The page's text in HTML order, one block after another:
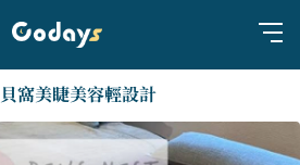
貝窩美睫美容輕設計